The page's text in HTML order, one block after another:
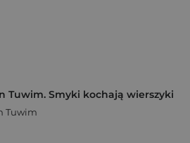
Tuwim. Smyki kochają wierszyki
Tuwim